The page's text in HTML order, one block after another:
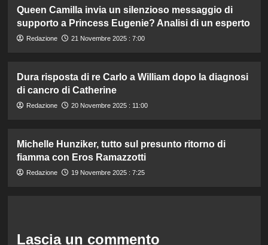
Queen Camilla invia un silenzioso messaggio di
supporto a Princess Eugenie? Analisi di un esperto
Redazione 21 Novembre 2025 : 7:00
Dura risposta di re Carlo a William dopo la diagnosi
di cancro di Catherine
Redazione 20 Novembre 2025 : 11:00
Michelle Hunziker, tutto sul presunto ritorno di
fiamma con Eros Ramazzotti
Redazione 19 Novembre 2025 : 7:25
Lascia un commento